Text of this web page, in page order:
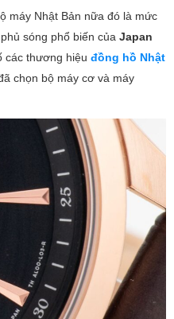
máy Nhật Bản nữa đó là mức
sóng phổ biến của Japan
các thương hiệu đồng hồ Nhật
chọn bộ máy cơ và máy